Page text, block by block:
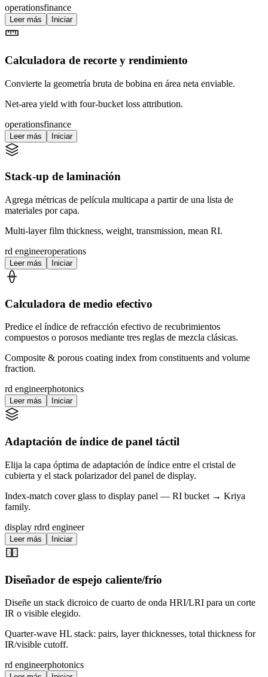
operationsfinance
Leer más Iniciar
Calculadora de recorte y rendimiento
Convierte la geometría bruta de bobina en área neta enviable.
Net-area yield with four-bucket loss attribution.
operationsfinance
Leer más Iniciar
Stack-up de laminación
Agrega métricas de película multicapa a partir de una lista de
materiales por capa.
Multi-layer film thickness, weight, transmission, mean RI.
rd engineeroperations
Leer más Iniciar
Calculadora de medio efectivo
Predice el índice de refracción efectivo de recubrimientos
compuestos o porosos mediante tres reglas de mezcla clásicas.
Composite & porous coating index from constituents and volume
fraction.
rd engineerphotonics
Leer más Iniciar
Adaptación de índice de panel táctil
Elija la capa óptima de adaptación de índice entre el cristal de
cubierta y el stack polarizador del panel de display.
Index-match cover glass to display panel — RI bucket → Kriya
family.
display rdrd engineer
Leer más Iniciar
Diseñador de espejo caliente/frío
Diseñe un stack dicroico de cuarto de onda HRI/LRI para un corte
IR o visible elegido.
Quarter-wave HL stack: pairs, layer thicknesses, total thickness for
IR/visible cutoff.
rd engineerphotonics